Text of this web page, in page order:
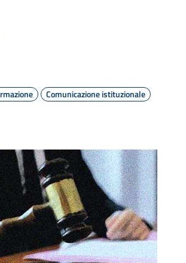
Comunicazione istituzionale